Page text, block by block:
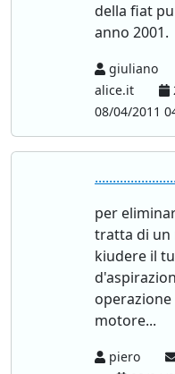
della fiat
anno 2001.
giuliano
alice.it
08/04/2011
per
tratta di un
kiudere il
motore...
piero